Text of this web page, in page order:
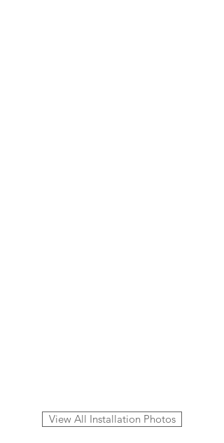
View All Installation Photos